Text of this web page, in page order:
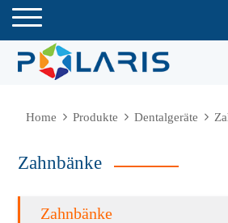
Home Produkte Dentalgeräte
Zahnbänke
Zahnbänke